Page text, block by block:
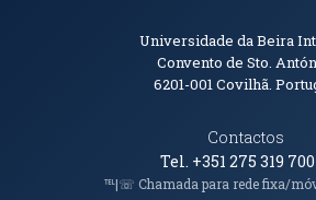
Informações de
Universidade da Beira
Convento de Sto.
6201-001Covilhã.
Contactos
Tel. +351 275 319
℡|☏ Chamada para rede fixa/